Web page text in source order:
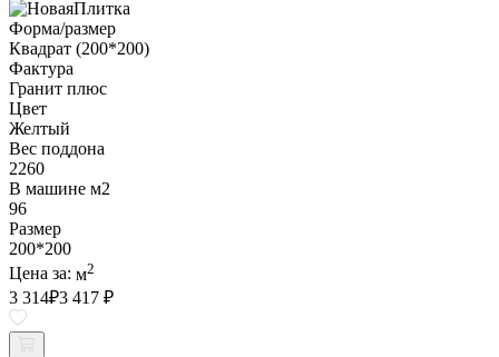
Форма/размер
Квадрат (200*200)
Фактура
Гранит плюс
Цвет
Желтый
Вес поддона
2260
В машине м2
96
Размер
200*200
Цена за: м2
3 314₽3 417 ₽